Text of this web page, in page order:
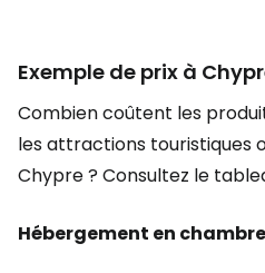
Exemple de prix à
Combien coûtent les
les attractions touristiques
Chypre ? Consultez le
Hébergement en